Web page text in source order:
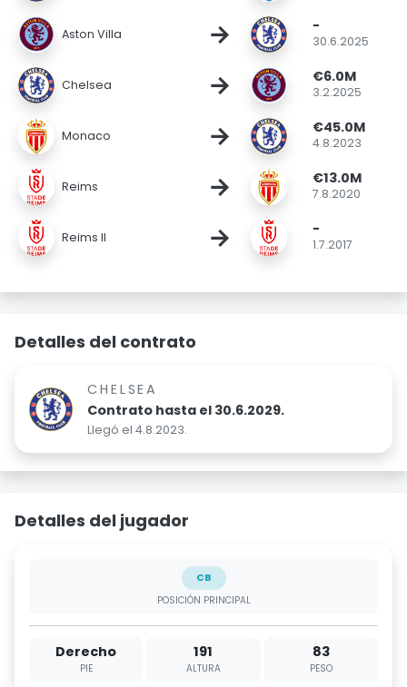
Aston Villa → -
30.6.2025
Chelsea → €6.0M
3.2.2025
Monaco → €45.0M
4.8.2023
Reims → €13.0M
7.8.2020
Reims II → -
1.7.2017
Detalles del contrato
CHELSEA
Contrato hasta el 30.6.2029.
Llegó el 4.8.2023.
Detalles del jugador
CB
POSICIÓN PRINCIPAL
Derecho
PIE
191
ALTURA
83
PESO